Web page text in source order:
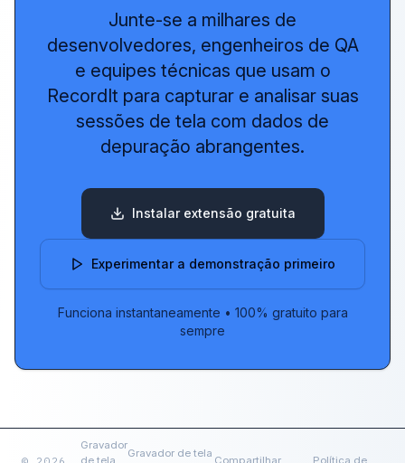
Junte-se a milhares de
desenvolvedores, engenheiros de QA
e equipes técnicas que usam o
RecordIt para capturar e analisar suas
sessões de tela com dados de
depuração abrangentes.
Instalar extensão gratuita
Experimentar a demonstração primeiro
Funciona instantaneamente • 100% gratuito para
sempre
Gravador
de tela
Gravador de tela
Compartilhar
Política de